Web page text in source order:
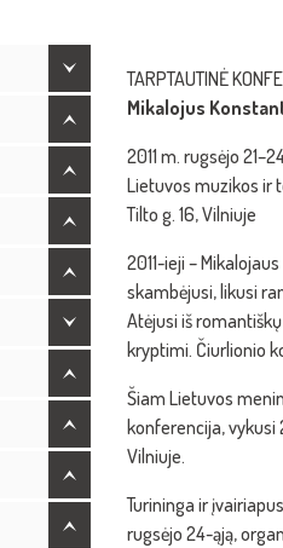
TARPTAUTINĖ
Mikalojus
2011 m. rugsėjo
Lietuvos muzikos ir
Tilto g. 16, Vilniuje
2011-ieji –
skambėjusi, likusi
Atėjusi iš
kryptimi. Čiurlionio
Šiam Lietuvos
konferencija, vykusi
Vilniuje.
Turininga ir
rugsėjo 24-ąją,